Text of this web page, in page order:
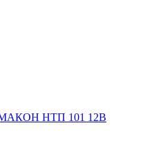
НТП 101 12В